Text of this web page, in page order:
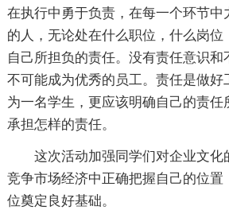
在执行中勇于负责，在每一个环节中
的人，无论处在什么职位，什么岗位
自己所担负的责任。没有责任意识和
不可能成为优秀的员工。责任是做好
为一名学生，更应该明确自己的责任
承担怎样的责任。
这次活动加强同学们对企业文化
竞争市场经济中正确把握自己的位置
位奠定良好基础。